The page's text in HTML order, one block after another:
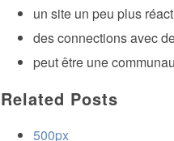
un site un peu plus
des connections avec
peut être une
Related Posts
500px